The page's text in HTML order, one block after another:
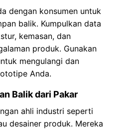
dengan konsumen untuk
balik. Kumpulkan data
kemasan, dan
produk. Gunakan
mengulangi dan
Anda.
Balik dari Pakar
ahli industri seperti
desainer produk. Mereka